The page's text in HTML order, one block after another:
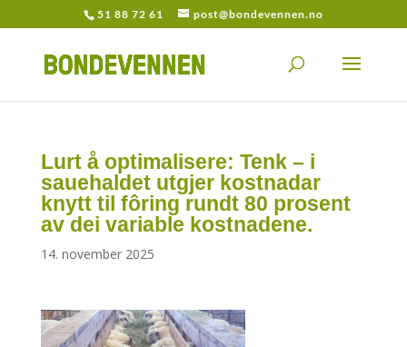
51 88 72 61 post@bondevennen.no
Lurt å optimalisere: Tenk – i
sauehaldet utgjer kostnadar
knytt til fôring rundt 80 prosent
av dei variable kostnadene.
14. november 2025